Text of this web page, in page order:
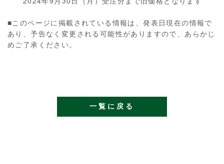
■このページに掲載されている情報は、発表日現在の情報で
あり、予告なく変更される可能性がありますので、あらかじ
めご了承ください。
一覧に戻る